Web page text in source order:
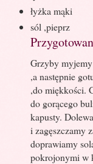
łyżka mąki
sól ,pieprz
Grzyby
,a następnie
,do miękkości.
do gorącego
kapusty.
i zagęszczamy
doprawiamy
pokrojonymi w